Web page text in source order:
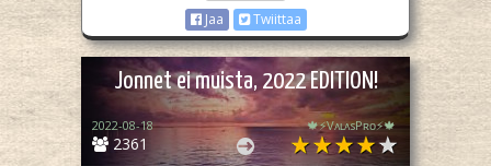
Jaa
Twiittaa
Jonnet ei muista, 2022 EDITION!
2361
2022-08-18 🍁⚡️VᴀʟᴀsPʀᴏ⚡️🍁